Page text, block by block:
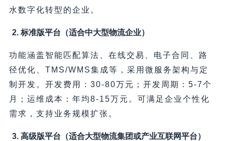
水数字化转型的企业。
2. 标准版平台（适合中大型物流企业）
功能涵盖智能匹配算法、在线交易、电子合同、路
径优化、TMS/WMS集成等，采用微服务架构与定
制开发。开发费用：30-80万元；开发周期：5-7个
月；运维成本：年均8-15万元。可满足企业个性化
需求，支持业务规模扩张。
3. 高级版平台（适合大型物流集团或产业互联网平台）